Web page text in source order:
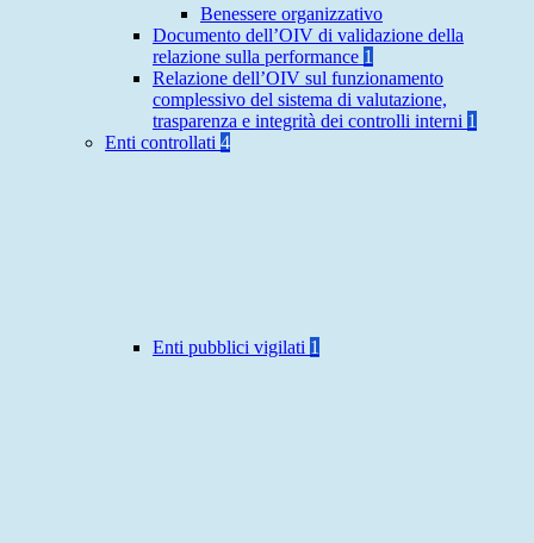
Benessere organizzativo
Documento dell’OIV di validazione della
relazione sulla performance 1
Relazione dell’OIV sul funzionamento
complessivo del sistema di valutazione,
trasparenza e integrità dei controlli interni 1
Enti controllati 4
Enti pubblici vigilati 1